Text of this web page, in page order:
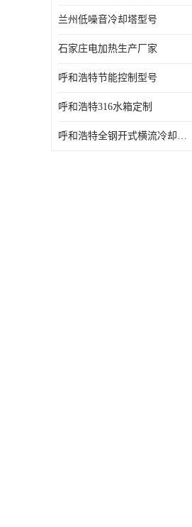
兰州低噪音冷却塔型号
石家庄电加热生产厂家
呼和浩特节能控制型号
呼和浩特316水箱定制
呼和浩特全钢开式横流冷却塔型号